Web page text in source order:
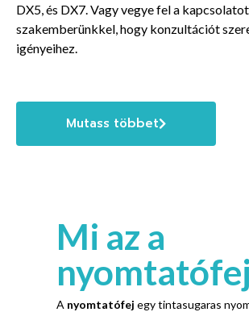
DX5, és DX7. Vagy vegye fel a kapcsolatot
szakemberünkkel, hogy konzultációt
igényeihez.
Mutass többet
Mi az a
A nyomtatófej egy tintasugaras